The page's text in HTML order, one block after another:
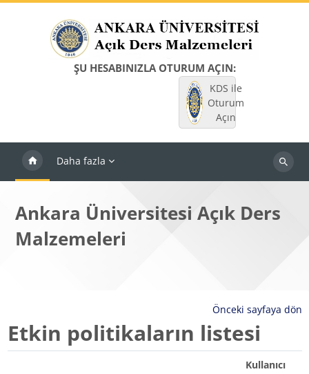
ŞU HESABINIZLA OTURUM AÇIN:
KDS ile
Oturum
Açın
Daha fazla
Dersleri
Ankara Üniversitesi Açık Ders
Malzemeleri
Önceki sayfaya dön
Etkin politikaların listesi
Kullanıcı